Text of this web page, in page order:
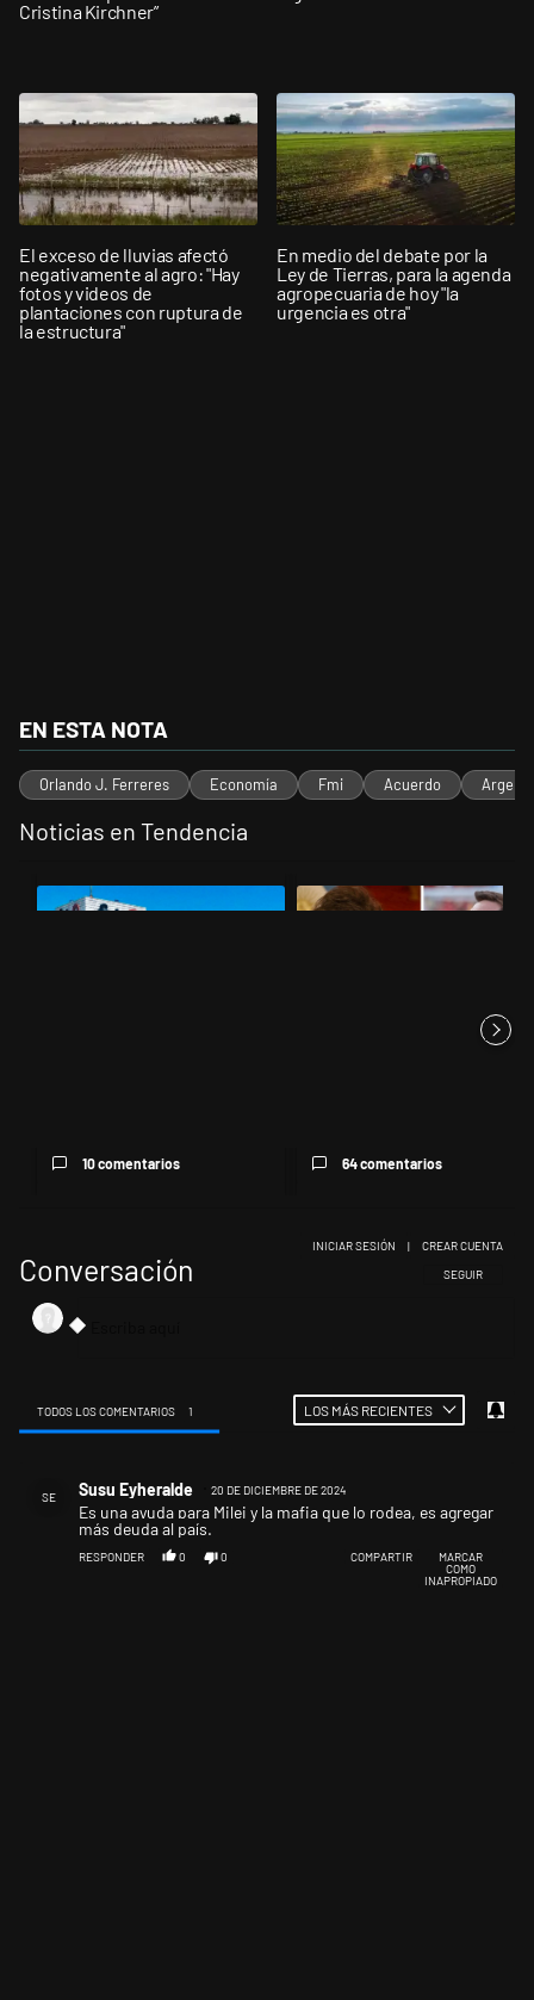
Cristina Kirchner”
El exceso de lluvias afectó
negativamente al agro: "Hay
fotos y videos de
plantaciones con ruptura de
la estructura"
En medio del debate por la
Ley de Tierras, para la agenda
agropecuaria de hoy "la
urgencia es otra"
EN ESTA NOTA
Orlando J. Ferreres Economía Fmi Acuerdo
Noticias en Tendencia
Un artículo de tendencia con el título "Récord histórico de
10 comentarios
Un artículo de tendencia con el
64 comentarios
Conversación SIGA ESTA
SEGUIR
INICIAR SESIÓN | CREAR CUENTA
TODOS LOS COMENTARIOS 1 LOS MÁS RECIENTES
SE Susu Eyheralde 20 DE DICIEMBRE DE 2024
Es una ayuda para Milei y la mafia que lo rodea, es agregar
más deuda al país.
RESPONDER 0 0 COMPARTIR
MARCAR
COMO
INAPROPIADO